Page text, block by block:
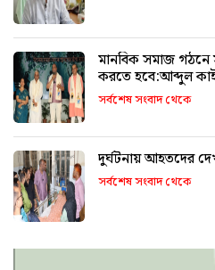
মানবিক সমাজ গঠনে
করতে হবে:আব্দুল
সর্বশেষ সংবাদ থেকে
দুর্ঘটনায় আহতদের
সর্বশেষ সংবাদ থেকে